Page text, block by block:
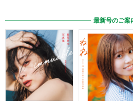
最新号のご案